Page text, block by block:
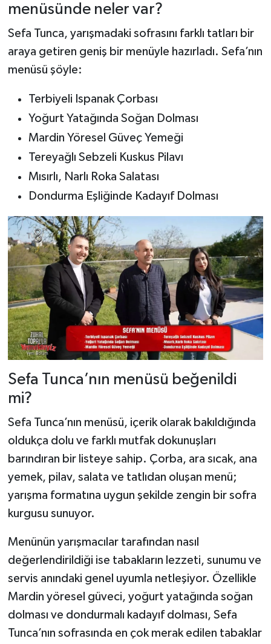
menüsünde neler var?
Sefa Tunca, yarışmadaki sofrasını farklı tatları bir
araya getiren geniş bir menüyle hazırladı. Sefa’nın
menüsü şöyle:
Terbiyeli Ispanak Çorbası
Yoğurt Yatağında Soğan Dolması
Mardin Yöresel Güveç Yemeği
Tereyağlı Sebzeli Kuskus Pilavı
Mısırlı, Narlı Roka Salatası
Dondurma Eşliğinde Kadayıf Dolması
Sefa Tunca’nın menüsü beğenildi
mi?
Sefa Tunca’nın menüsü, içerik olarak bakıldığında
oldukça dolu ve farklı mutfak dokunuşları
barındıran bir listeye sahip. Çorba, ara sıcak, ana
yemek, pilav, salata ve tatlıdan oluşan menü;
yarışma formatına uygun şekilde zengin bir sofra
kurgusu sunuyor.
Menünün yarışmacılar tarafından nasıl
değerlendirildiği ise tabakların lezzeti, sunumu ve
servis anındaki genel uyumla netleşiyor. Özellikle
Mardin yöresel güveci, yoğurt yatağında soğan
dolması ve dondurmalı kadayıf dolması, Sefa
Tunca’nın sofrasında en çok merak edilen tabaklar
Karadeniz Haberleri
Ulusal Haberler
Teknoloji Haberleri
Siyaset Haberleri
Yerel Haberler
Haber Arşivi